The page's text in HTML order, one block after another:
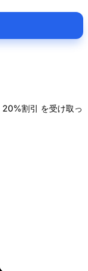
20%割引 を受け取っ